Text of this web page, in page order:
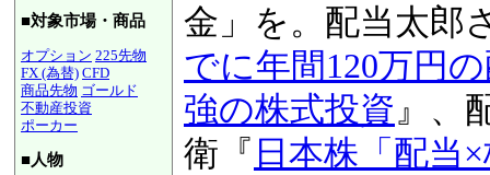
■対象市場・商品
オプション 225先物
FX (為替) CFD
商品先物 ゴールド
不動産投資
ポーカー
■人物
資入門』、月10万
当太郎さんの『仕
120万円の配当金
投資 』、配当と株